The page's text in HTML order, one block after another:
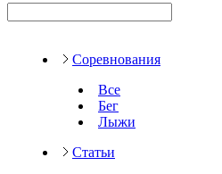
Соревнования
Все
Бег
Лыжи
Статьи